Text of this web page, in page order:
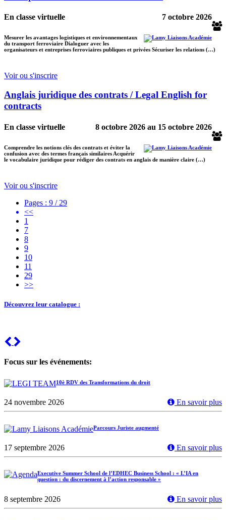
En classe virtuelle 7 octobre 2026
Mesurer les avantages logistiques et environnementaux
du transport ferroviaire Dialoguer avec les
organisateurs et entreprises ferroviaires publiques et privées Sécuriser les relations (…)
Voir ou s'inscrire
Anglais juridique des contrats / Legal English for
contracts
En classe virtuelle 8 octobre 2026 au 15 octobre 2026
Comprendre les notions clés des contrats et éviter la
confusion avec des termes français similaires Acquérir
le vocabulaire juridique pour rédiger des contrats en anglais de manière claire (…)
Voir ou s'inscrire
Pages : 9 / 29
<<
1
7
8
9
10
11
29
>>
Découvrez leur catalogue :
Previous
Focus sur les événements:
10è RDV des Transformations du droit
24 novembre 2026 En savoir plus
Parcours Juriste augmenté
17 septembre 2026 En savoir plus
Executive Summer School de l’EDHEC Business School : « L’IA en
question : du discernement à l’action responsable »
8 septembre 2026 En savoir plus